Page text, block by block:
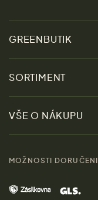
GREENBUTIK
Udržitelnost
Obchody
Kontakt
SORTIMENT
Slevy
Ženy
Muži
Domov
VŠE O NÁKUPU
MOŽNOSTI DORUČENI